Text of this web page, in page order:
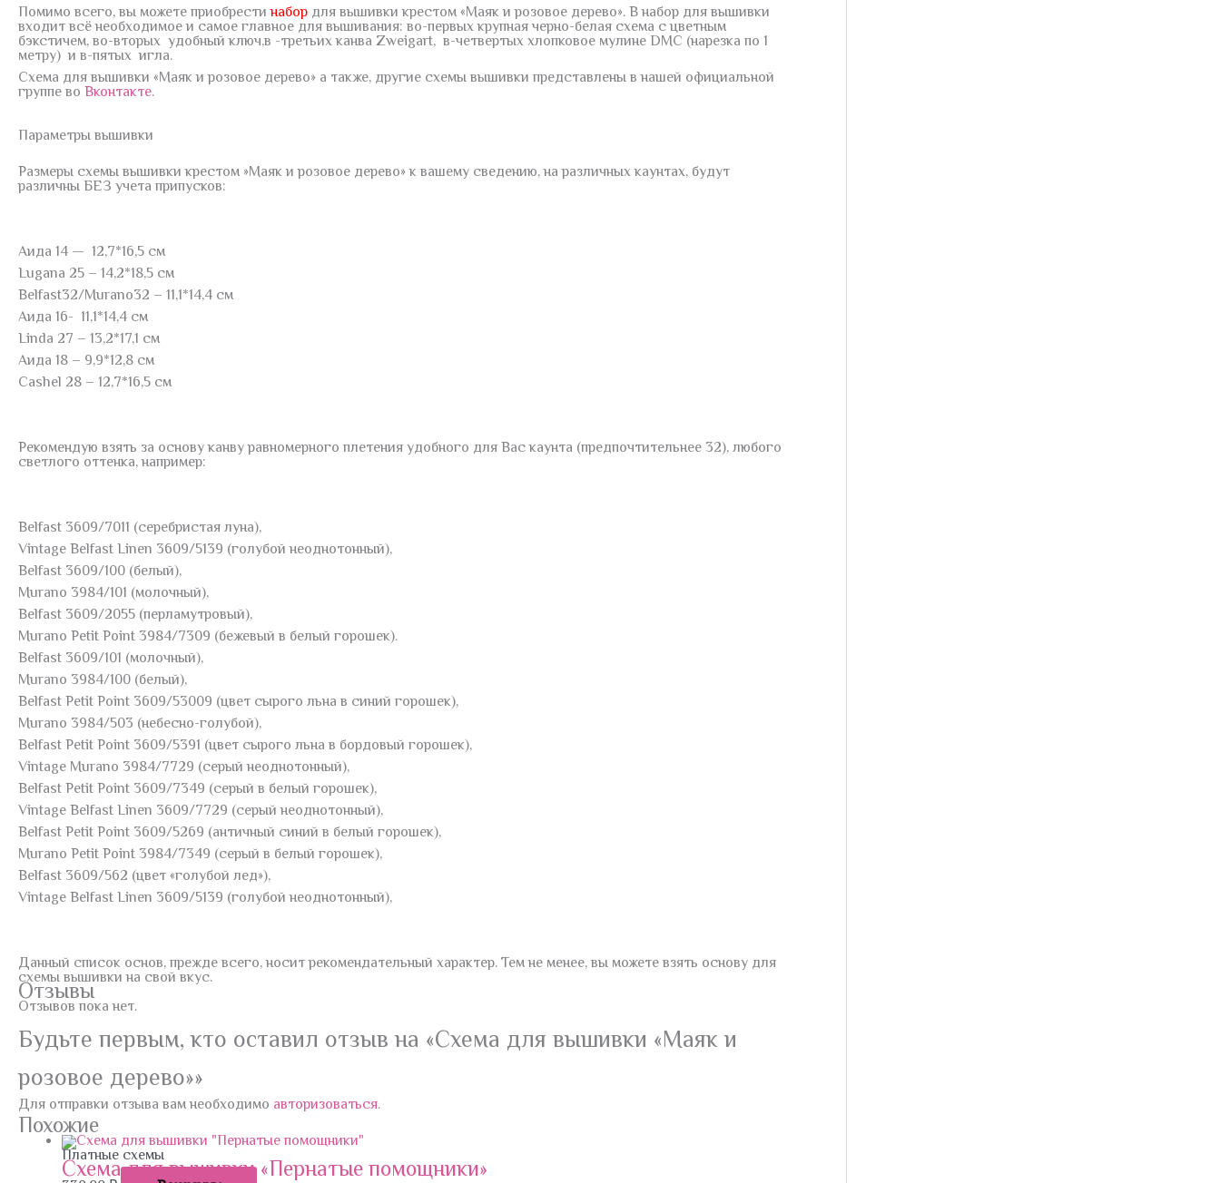
Помимо всего, вы можете приобрестинабор для вышивки крестом «Маяк и розовое дерево». В набор для вышивки
входит всё необходимое и самое главное для вышивания: во-первых крупная черно-белая схема с цветным
бэкстичем, во-вторых удобный ключ,в -третьих канва Zweigart, в-четвертых хлопковое мулине DMC (нарезка по 1
метру) и в-пятых игла.
Схема для вышивки «Маяк и розовое дерево» а также, другие схемы вышивки представлены в нашей официальной
группе во Вконтакте.
Параметры вышивки
Размеры схемы вышивки крестом »Маяк и розовое дерево» к вашему сведению, на различных каунтах, будут
различны БЕЗ учета припусков:
Аида 14 — 12,7*16,5 см
Lugana 25 – 14,2*18,5 см
Belfast32/Murano32 – 11,1*14,4 см
Аида 16- 11,1*14,4 см
Linda 27 – 13,2*17,1 см
Аида 18 – 9,9*12,8 см
Cashel 28 – 12,7*16,5 см
Рекомендую взять за основу канву равномерного плетения удобного для Вас каунта (предпочтительнее 32), любого
светлого оттенка, например:
Belfast 3609/7011 (серебристая луна),
Vintage Belfast Linen 3609/5139 (голубой неоднотонный),
Belfast 3609/100 (белый),
Murano 3984/101 (молочный),
Belfast 3609/2055 (перламутровый),
Murano Petit Point 3984/7309 (бежевый в белый горошек).
Belfast 3609/101 (молочный),
Murano 3984/100 (белый),
Belfast Petit Point 3609/53009 (цвет сырого льна в синий горошек),
Murano 3984/503 (небесно-голубой),
Belfast Petit Point 3609/5391 (цвет сырого льна в бордовый горошек),
Vintage Murano 3984/7729 (серый неоднотонный),
Belfast Petit Point 3609/7349 (серый в белый горошек),
Vintage Belfast Linen 3609/7729 (серый неоднотонный),
Belfast Petit Point 3609/5269 (античный синий в белый горошек),
Murano Petit Point 3984/7349 (серый в белый горошек),
Belfast 3609/562 (цвет «голубой лед»),
Vintage Belfast Linen 3609/5139 (голубой неоднотонный),
Данный список основ, прежде всего, носит рекомендательный характер. Тем не менее, вы можете взять основу для
схемы вышивки на свой вкус.
Отзывы
Отзывов пока нет.
Будьте первым, кто оставил отзыв на «Схема для вышивки «Маяк и
розовое дерево»»
Для отправки отзыва вам необходимо авторизоваться.
Похожие
Платные схемы
Схема для вышивки «Пернатые помощники»